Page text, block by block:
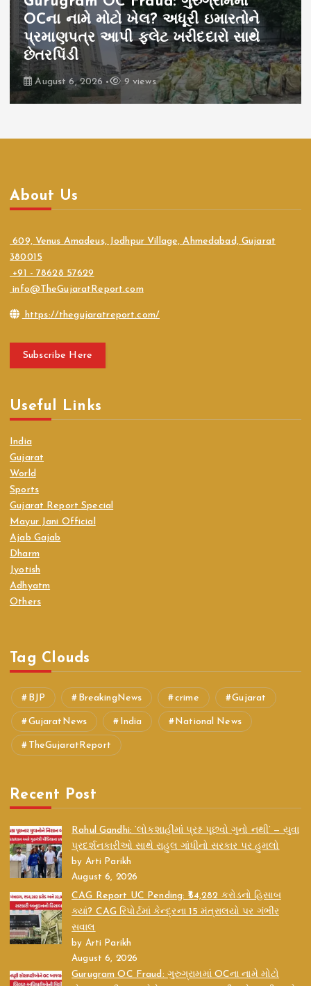
OCના નામે મોટો ખેલ? અધૂરી ઇમારતોને
પ્રમાણપત્ર આપી ફ્લેટ ખરીદદારો સાથે
છેતરપિંડી
August 6, 2026 9 views
About Us
609, Venus Amadeus, Jodhpur Village, Ahmedabad, Gujarat
380015
+91 - 78628 57629
info@TheGujaratReport.com
https://thegujaratreport.com/
Subscribe Here
Useful Links
India
Gujarat
World
Sports
Gujarat Report Special
Mayur Jani Official
Ajab Gajab
Dharm
Jyotish
Adhyatm
Others
Tag Clouds
BJP BreakingNews crime Gujarat
GujaratNews India National News
TheGujaratReport
Recent Post
Rahul Gandhi: ‘લોકશાહીમાં પ્રશ્ન પૂછવો ગુનો નથી’ — યુવા
પ્રદર્શનકારીઓ સાથે રાહુલ ગાંધીનો સરકાર પર હુમલો
by Arti Parikh
August 6, 2026
CAG Report UC Pending: ₹54,282 કરોડનો હિસાબ
ક્યાં? CAG રિપોર્ટમાં કેન્દ્રના 15 મંત્રાલયો પર ગંભીર
સવાલ
by Arti Parikh
August 6, 2026
Gurugram OC Fraud: ગુરુગ્રામમાં OCના નામે મોટો